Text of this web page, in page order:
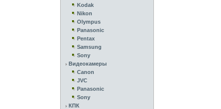
Kodak
Nikon
Olympus
Panasonic
Pentax
Samsung
Sony
Видеокамеры
Canon
JVC
Panasonic
Sony
КПК